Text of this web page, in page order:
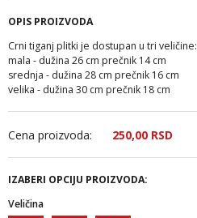
OPIS PROIZVODA
Crni tiganj plitki je dostupan u tri veličine:
mala - dužina 26 cm prečnik 14 cm
srednja - dužina 28 cm prečnik 16 cm
velika - dužina 30 cm prečnik 18 cm
Cena proizvoda: 250,00 RSD
IZABERI OPCIJU PROIZVODA:
Veličina